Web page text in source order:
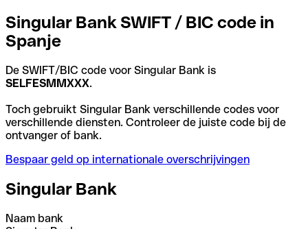
Singular Bank SWIFT / BIC code in
Spanje
De SWIFT/BIC code voor Singular Bank is
SELFESMMXXX.
Toch gebruikt Singular Bank verschillende codes voor
verschillende diensten. Controleer de juiste code bij de
ontvanger of bank.
Bespaar geld op internationale overschrijvingen
Singular Bank
Naam bank